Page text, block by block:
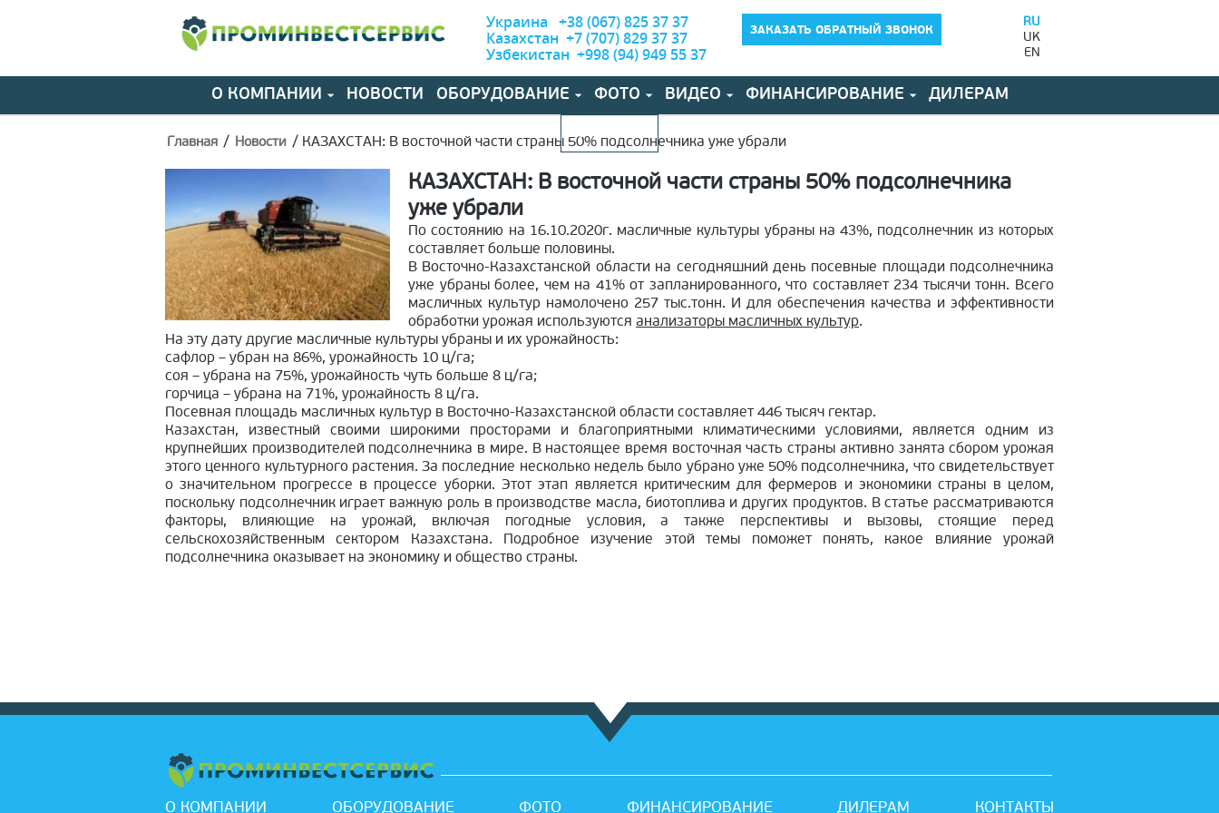
Украина +38 (067) 825 37 37
Казахстан +7 (707) 829 37 37
Узбекистан +998 (94) 949 55 37
ЗАКАЗАТЬ ОБРАТНЫЙ ЗВОНОК
RU
UK
EN
О КОМПАНИИ НОВОСТИ ОБОРУДОВАНИЕ ФОТО ВИДЕО ФИНАНСИРОВАНИЕ ДИЛЕРАМ
КОНТАКТЫ
Главная / Новости / КАЗАХСТАН: В восточной части страны 50% подсолнечника уже убрали
КАЗАХСТАН: В восточной части страны 50% подсолнечника
уже убрали
По состоянию на 16.10.2020г. масличные культуры убраны на 43%, подсолнечник из которых
составляет больше половины.
В Восточно-Казахстанской области на сегодняшний день посевные площади подсолнечника
уже убраны более, чем на 41% от запланированного, что составляет 234 тысячи тонн. Всего
масличных культур намолочено 257 тыс.тонн. И для обеспечения качества и эффективности
обработки урожая используются анализаторы масличных культур.
На эту дату другие масличные культуры убраны и их урожайность:
сафлор – убран на 86%, урожайность 10 ц/га;
соя – убрана на 75%, урожайность чуть больше 8 ц/га;
горчица – убрана на 71%, урожайность 8 ц/га.
Посевная площадь масличных культур в Восточно-Казахстанской области составляет 446 тысяч гектар.
Казахстан, известный своими широкими просторами и благоприятными климатическими условиями, является одним из
крупнейших производителей подсолнечника в мире. В настоящее время восточная часть страны активно занята сбором урожая
этого ценного культурного растения. За последние несколько недель было убрано уже 50% подсолнечника, что свидетельствует
о значительном прогрессе в процессе уборки. Этот этап является критическим для фермеров и экономики страны в целом,
поскольку подсолнечник играет важную роль в производстве масла, биотоплива и других продуктов. В статье рассматриваются
факторы, влияющие на урожай, включая погодные условия, а также перспективы и вызовы, стоящие перед
сельскохозяйственным сектором Казахстана. Подробное изучение этой темы поможет понять, какое влияние урожай
подсолнечника оказывает на экономику и общество страны.
О КОМПАНИИ ОБОРУДОВАНИЕ ФОТО ФИНАНСИРОВАНИЕ ДИЛЕРАМ КОНТАКТЫ